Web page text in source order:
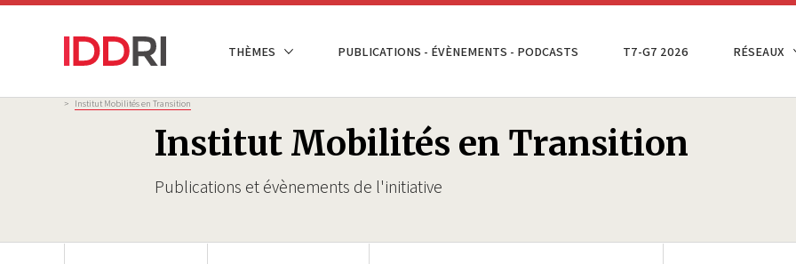
Aller
NAVIGATION
THÈMES PUBLICATIONS - ÉVÈNEMENTS - PODCASTS T7-G7 2026 RÉSEAUX
Institut Mobilités en Transition
Publications et évènements de l'initiative
Fil
d'Ariane
> Institut Mobilités en Transition